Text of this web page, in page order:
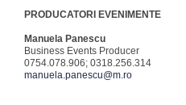
PRODUCATORI EVENIMENTE
Manuela Panescu
Business Events Producer
0754.078.906; 0318.256.314
manuela.panescu@m.ro